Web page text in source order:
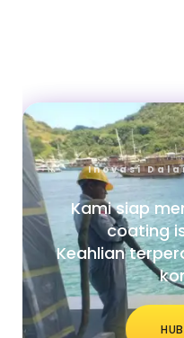
Inovasi
Kami siap
coating
Keahlian